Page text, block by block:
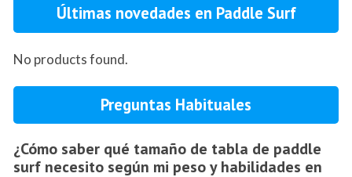
Últimas novedades en Paddle Surf
No products found.
Preguntas Habituales
¿Cómo saber qué tamaño de tabla de paddle
surf necesito según mi peso y habilidades en